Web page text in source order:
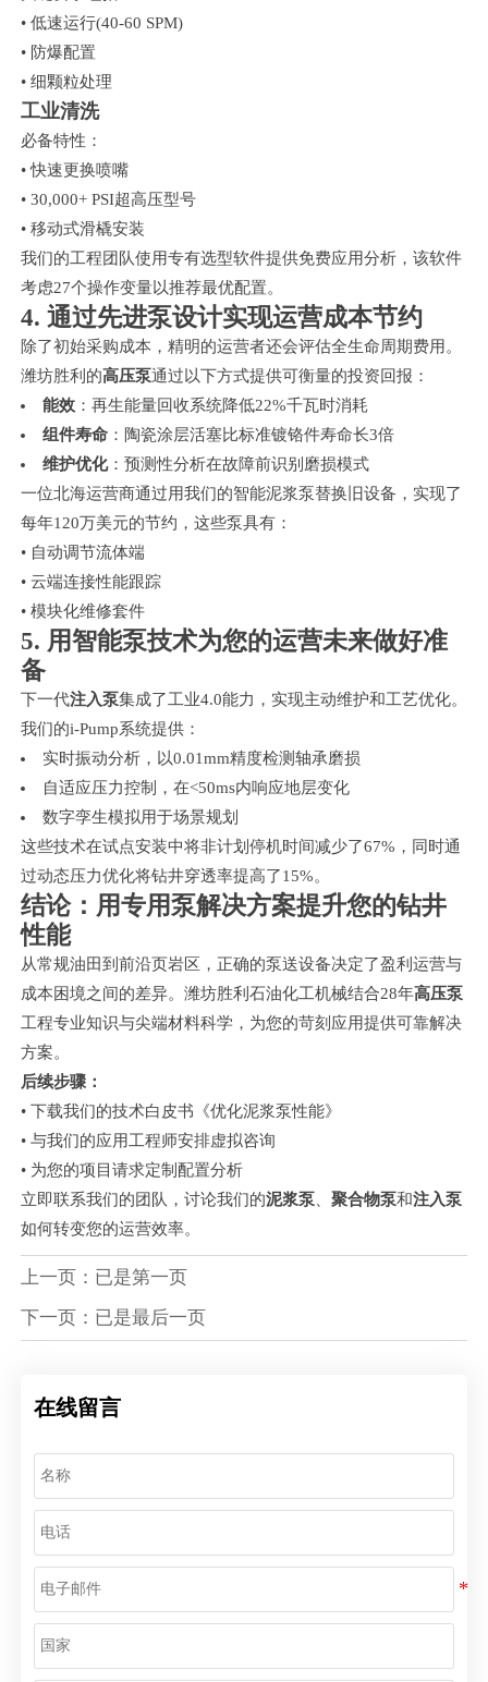
• 低速运行(40-60 SPM)
• 防爆配置
• 细颗粒处理
工业清洗
必备特性：
• 快速更换喷嘴
• 30,000+ PSI超高压型号
• 移动式滑橇安装
我们的工程团队使用专有选型软件提供免费应用分析，该软件
考虑27个操作变量以推荐最优配置。
4. 通过先进泵设计实现运营成本节约
除了初始采购成本，精明的运营者还会评估全生命周期费用。
潍坊胜利的高压泵通过以下方式提供可衡量的投资回报：
能效：再生能量回收系统降低22%千瓦时消耗
组件寿命：陶瓷涂层活塞比标准镀铬件寿命长3倍
维护优化：预测性分析在故障前识别磨损模式
一位北海运营商通过用我们的智能泥浆泵替换旧设备，实现了
每年120万美元的节约，这些泵具有：
• 自动调节流体端
• 云端连接性能跟踪
• 模块化维修套件
5. 用智能泵技术为您的运营未来做好准
备
下一代注入泵集成了工业4.0能力，实现主动维护和工艺优化。
我们的i-Pump系统提供：
实时振动分析，以0.01mm精度检测轴承磨损
自适应压力控制，在<50ms内响应地层变化
数字孪生模拟用于场景规划
这些技术在试点安装中将非计划停机时间减少了67%，同时通
过动态压力优化将钻井穿透率提高了15%。
结论：用专用泵解决方案提升您的钻井
性能
从常规油田到前沿页岩区，正确的泵送设备决定了盈利运营与
成本困境之间的差异。潍坊胜利石油化工机械结合28年高压泵
工程专业知识与尖端材料科学，为您的苛刻应用提供可靠解决
方案。
后续步骤：
• 下载我们的技术白皮书《优化泥浆泵性能》
• 与我们的应用工程师安排虚拟咨询
• 为您的项目请求定制配置分析
立即联系我们的团队，讨论我们的泥浆泵、 聚合物泵和注入泵
如何转变您的运营效率。
上一页：已是第一页
下一页：已是最后一页
在线留言